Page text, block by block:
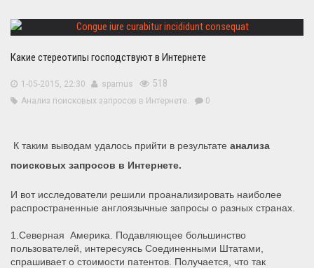
Какие стереотипы господствуют в Интернете
1-05-2015, 22:30 spamus 518
Анализ поисковых запросов в Интернете. 0
К таким выводам удалось прийти в результате анализа
поисковых запросов в Интернете.
И вот исследователи решили проанализировать наиболее
распространенные англоязычные запросы о разных странах.
1.Северная Америка.
Подавляющее большинство
пользователей, интересуясь Соединенными Штатами,
спрашивает о стоимости патентов. Получается, что так